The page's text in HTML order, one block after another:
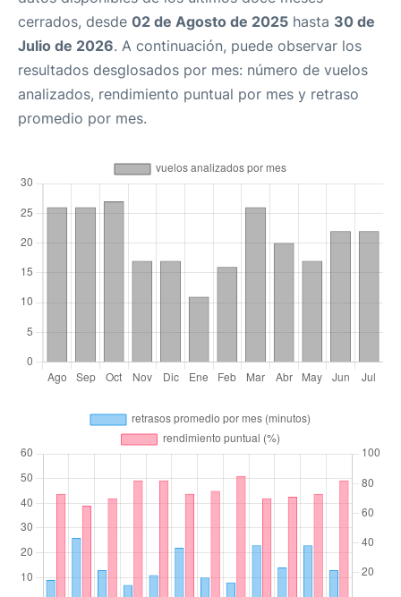
cerrados, desde 02 de Agosto de 2025 hasta 30 de
Julio de 2026. A continuación, puede observar los
resultados desglosados por mes: número de vuelos
analizados, rendimiento puntual por mes y retraso
promedio por mes.